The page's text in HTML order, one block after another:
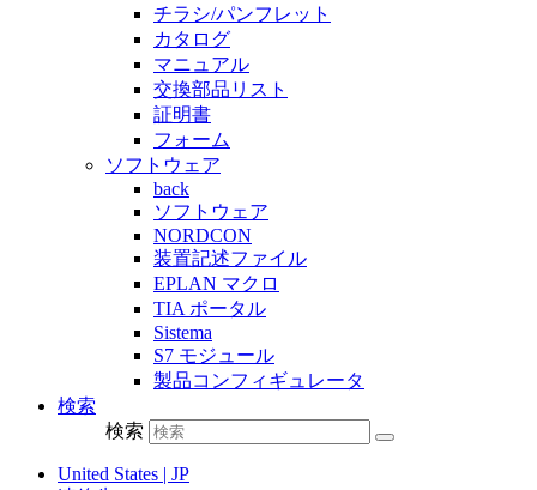
チラシ/パンフレット
カタログ
マニュアル
交換部品リスト
証明書
フォーム
ソフトウェア
back
ソフトウェア
NORDCON
装置記述ファイル
EPLAN マクロ
TIA ポータル
Sistema
S7 モジュール
製品コンフィギュレータ
検索
検索
United States | JP